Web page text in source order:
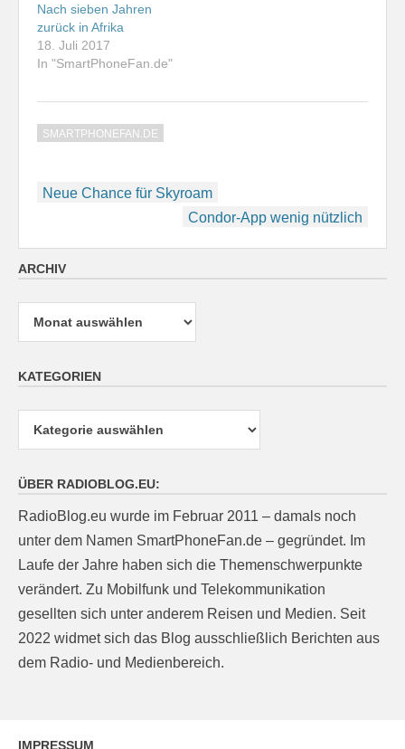
Nach sieben Jahren
zurück in Afrika
18. Juli 2017
In "SmartPhoneFan.de"
SMARTPHONEFAN.DE
Beitragsnavigation
Neue Chance für Skyroam
Condor-App wenig nützlich
ARCHIV
Archiv
KATEGORIEN
ÜBER RADIOBLOG.EU:
RadioBlog.eu wurde im Februar 2011 – damals noch
unter dem Namen SmartPhoneFan.de – gegründet. Im
Laufe der Jahre haben sich die Themenschwerpunkte
verändert. Zu Mobilfunk und Telekommunikation
gesellten sich unter anderem Reisen und Medien. Seit
2022 widmet sich das Blog ausschließlich Berichten aus
dem Radio- und Medienbereich.
IMPRESSUM